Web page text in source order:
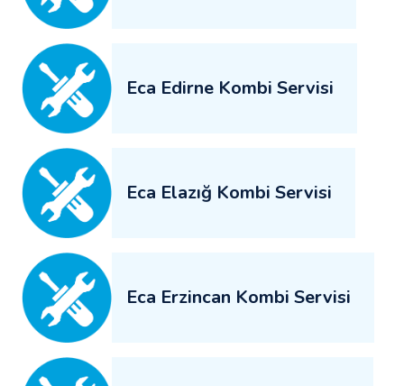
Eca Edirne Kombi Servisi
Eca Elazığ Kombi Servisi
Eca Erzincan Kombi Servisi